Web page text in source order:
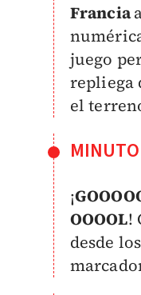
Francia
juego
repliega
el
¡
OOOOL!
desde